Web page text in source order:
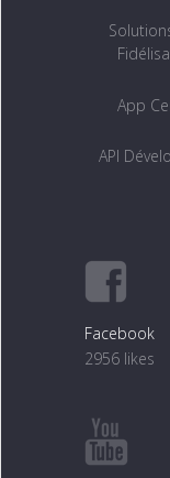
App
API
Facebook
2956 likes